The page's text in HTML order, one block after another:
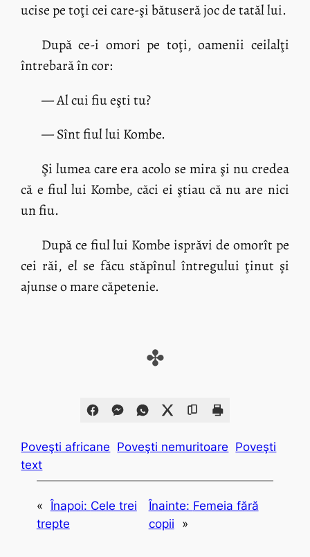
ucise pe toţi cei care-şi bătuseră joc de tatăl lui.
După ce-i omori pe toţi, oamenii ceilalţi
întrebară în cor:
— Al cui fiu eşti tu?
— Sînt fiul lui Kombe.
Şi lumea care era acolo se mira şi nu credea
că e fiul lui Kombe, căci ei ştiau că nu are nici
un fiu.
După ce fiul lui Kombe isprăvi de omorît pe
cei răi, el se făcu stăpînul întregului ţinut şi
ajunse o mare căpetenie.
✤
Poveşti africane Poveşti nemuritoare Poveşti
text
« Înapoi: Cele trei
trepte
Înainte: Femeia fără
copii
»